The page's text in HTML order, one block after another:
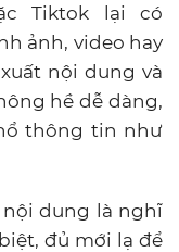
Tiktok lại có
ảnh, video hay
nội dung và
hề dễ dàng,
thông tin như
nội dung là nghĩ
đủ mới lạ để